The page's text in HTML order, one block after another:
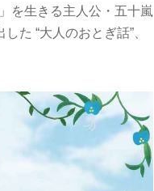
を生きる主人公・五十嵐
た “大人のおとぎ話”、